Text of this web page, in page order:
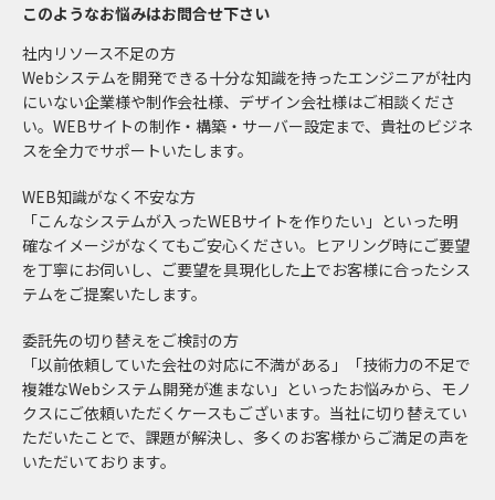
このようなお悩みはお問合せ下さい
社内リソース不足の方
Webシステムを開発できる十分な知識を持ったエンジニアが社内
にいない企業様や制作会社様、デザイン会社様はご相談くださ
い。WEBサイトの制作・構築・サーバー設定まで、貴社のビジネ
スを全力でサポートいたします。
WEB知識がなく不安な方
「こんなシステムが入ったWEBサイトを作りたい」といった明
確なイメージがなくてもご安心ください。ヒアリング時にご要望
を丁寧にお伺いし、ご要望を具現化した上でお客様に合ったシス
テムをご提案いたします。
委託先の切り替えをご検討の方
「以前依頼していた会社の対応に不満がある」「技術力の不足で
複雑なWebシステム開発が進まない」といったお悩みから、モノ
クスにご依頼いただくケースもございます。当社に切り替えてい
ただいたことで、課題が解決し、多くのお客様からご満足の声を
いただいております。